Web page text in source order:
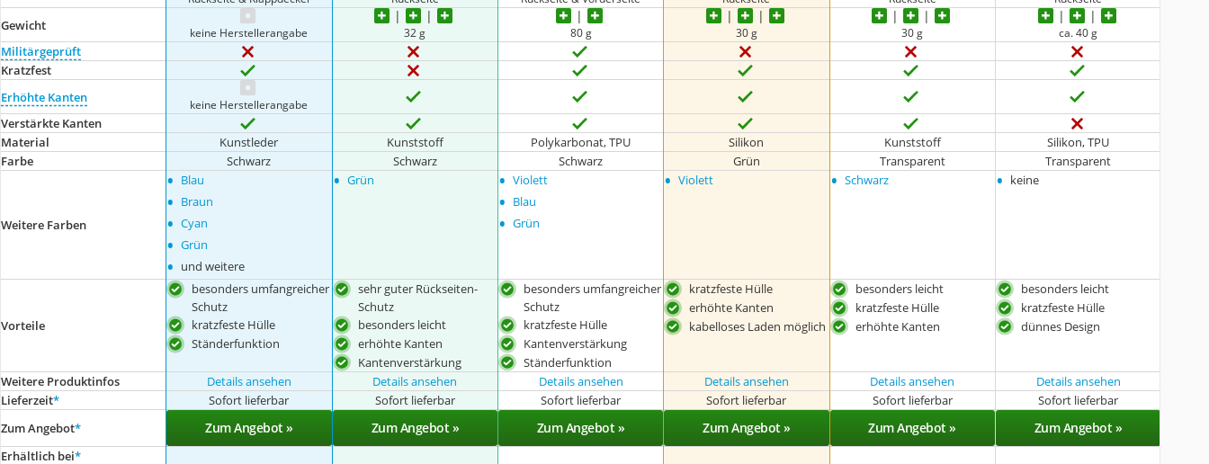
Gewicht keine Herstellerangabe 32 g 80 g 30 g 30 g ca. 40 g
Militärgeprüft
Kratzfest
Erhöhte Kanten
keine Herstellerangabe
Verstärkte Kanten
Material
Kunstleder Kunststoff Polykarbonat, TPU Silikon Kunststoff
Silikon, TPU
Farbe
Schwarz Schwarz Schwarz Grün Transparent Transparent
Weitere Farben
• Blau
• Braun
• Cyan
• Grün
• und weitere
• Grün • Violett
• Blau
• Grün
• Violett • Schwarz • keine
Vorteile
besonders umfangreicher
Schutz
kratzfeste Hülle
Ständerfunktion
sehr guter Rückseiten-
Schutz
besonders leicht
erhöhte Kanten
Kantenverstärkung
besonders umfangreicher
Schutz
kratzfeste Hülle
Kantenverstärkung
Ständerfunktion
kratzfeste Hülle
erhöhte Kanten
kabelloses Laden möglich
besonders leicht
kratzfeste Hülle
erhöhte Kanten
besonders leicht
kratzfeste Hülle
dünnes Design
Weitere Produktinfos Details ansehen Details ansehen Details ansehen Details ansehen Details ansehen
Details ansehen
Lieferzeit* Sofort lieferbar Sofort lieferbar Sofort lieferbar Sofort lieferbar Sofort lieferbar
Sofort lieferbar
Zum Angebot* Zum Angebot » Zum Angebot » Zum Angebot » Zum Angebot » Zum Angebot » Zum Angebot »
Erhältlich bei*